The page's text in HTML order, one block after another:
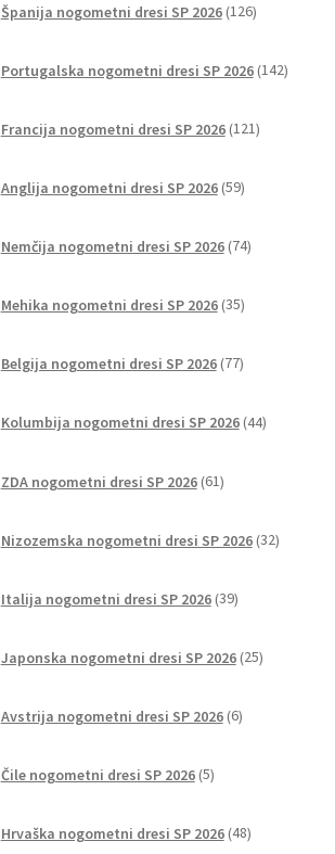
Španija nogometni dresi SP 2026 126izdelkov
Portugalska nogometni dresi SP 2026 142
Francija nogometni dresi SP 2026 121izdelkov
Anglija nogometni dresi SP 2026 59izdelkov
Nemčija nogometni dresi SP 2026 74izdelkov
Mehika nogometni dresi SP 2026 35izdelkov
Belgija nogometni dresi SP 2026 77izdelkov
Kolumbija nogometni dresi SP 2026 44izdelkov
ZDA nogometni dresi SP 2026 61izdelkov
Nizozemska nogometni dresi SP 2026 32izdelkov
Italija nogometni dresi SP 2026 39izdelkov
Japonska nogometni dresi SP 2026 25izdelkov
Avstrija nogometni dresi SP 2026 6izdelkov
Čile nogometni dresi SP 2026 5izdelkov
Hrvaška nogometni dresi SP 2026 48izdelkov